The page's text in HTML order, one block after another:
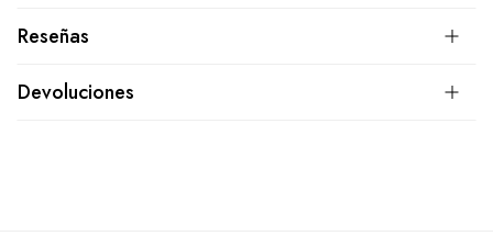
Reseñas
Devoluciones